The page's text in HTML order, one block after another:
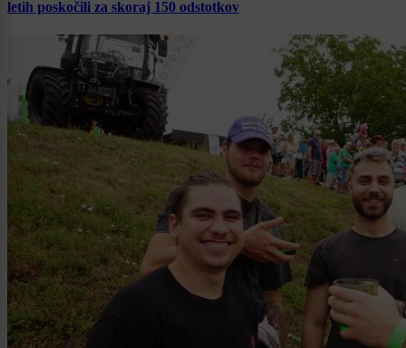
letih poskočili za skoraj 150 odstotkov